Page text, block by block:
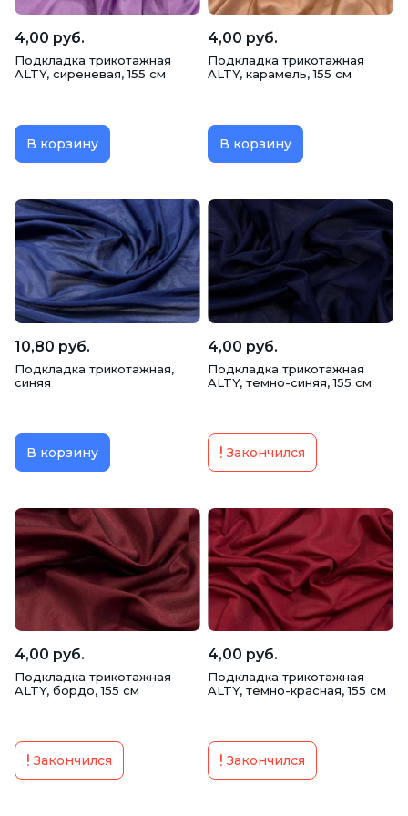
4,00 руб.
Подкладка трикотажная
ALTY, сиреневая, 155 см
В корзину
4,00 руб.
Подкладка трикотажная
ALTY, карамель, 155 см
В корзину
10,80 руб.
Подкладка трикотажная,
синяя
В корзину
4,00 руб.
Подкладка трикотажная
ALTY, темно-синяя, 155 см
Закончился
4,00 руб.
Подкладка трикотажная
ALTY, бордо, 155 см
Закончился
4,00 руб.
Подкладка трикотажная
ALTY, темно-красная, 155 см
Закончился